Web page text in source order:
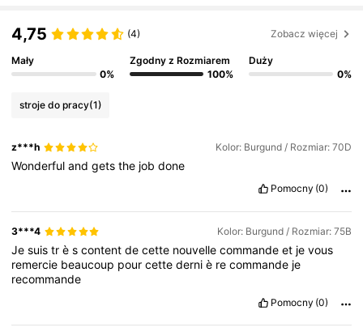
4,75 (4) Zobacz więcej
Mały
0%
Zgodny z Rozmiarem
100%
Duży
0%
stroje do pracy(1)
z***h Kolor: Burgund / Rozmiar: 70D
Wonderfulandgetsthe jobdone
Pomocny (0)
3***4 Kolor: Burgund / Rozmiar: 75B
Jesuistrèscontentdecette nouvellecommandeet jevous
remercie beaucoup pourcettederniè recommande je
recommande
Pomocny (0)